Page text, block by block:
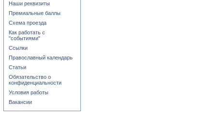
Наши реквизиты
Премиальные баллы
Схема проезда
Как работать с
"событиями"
Ссылки
Православный календарь
Статьи
Обязательство о
конфиденциальности
Условия работы
Вакансии